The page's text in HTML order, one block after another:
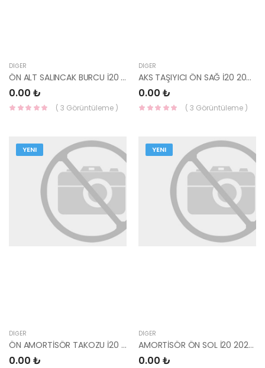
DIĞER
ÖN ALT SALINCAK BURCU İ20 2020- 54584-Q0000-HMC
0.00 ₺
( 3 Görüntüleme )
DIĞER
AKS TAŞIYICI ÖN SAĞ İ20 2020- 51716-Q0000-HMC
0.00 ₺
( 3 Görüntüleme )
YENI
DIĞER
ÖN AMORTİSÖR TAKOZU İ20 2020- 54610-Q0100-HMC
0.00 ₺
YENI
DIĞER
AMORTİSÖR ÖN SOL İ20 2020- 54651-Q0FA0-HMC
0.00 ₺